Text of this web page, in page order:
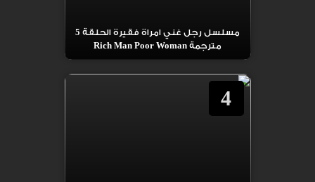
مسلسل رجل غني امراة فقيرة الحلقة 5
مترجمة Rich Man Poor Woman
4